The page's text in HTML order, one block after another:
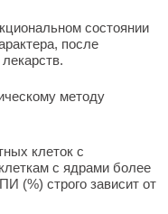
состоянии
после
методу
клеток с
с ядрами более
(%) строго зависит от